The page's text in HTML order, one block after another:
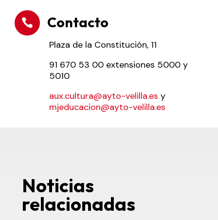
 Contacto
Plaza de la Constitución, 11
91 670 53 00 extensiones 5000 y
5010
aux.cultura@ayto-velilla.es y
mjeducacion@ayto-velilla.es
Noticias
relacionadas